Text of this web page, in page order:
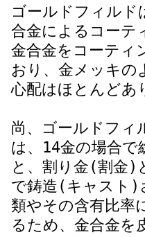
ゴールドフィル
合金によるコーテ
金合金をコーティ
おり、金メッキ
心配はほとんどあ
尚、ゴールドフィ
は、14金の場合
と、割り金(割金)
で鋳造(キャスト)
類やその含有比率
るため、金合金を